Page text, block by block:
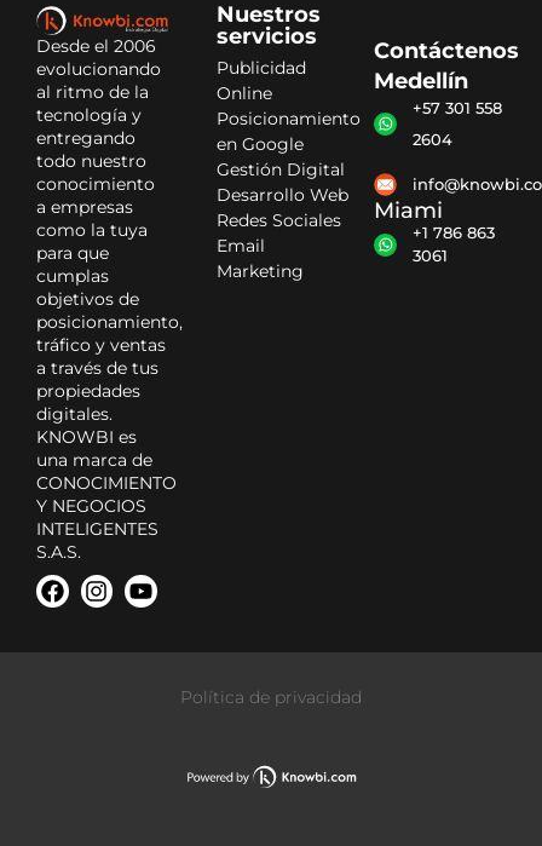
Desde el 2006
evolucionando
al ritmo de la
tecnología y
entregando
todo nuestro
conocimiento
a empresas
como la tuya
para que
cumplas
objetivos de
posicionamiento,
tráfico y ventas
a través de tus
propiedades
digitales.
KNOWBI es
una marca de
CONOCIMIENTO
Y NEGOCIOS
INTELIGENTES
S.A.S.
Nuestros
servicios
Publicidad
Online
Posicionamiento
en Google
Gestión Digital
Desarrollo Web
Redes Sociales
Email
Marketing
Contáctenos
Medellín
+57 301 558
2604
Miami
+1 786 863
3061
Política de privacidad